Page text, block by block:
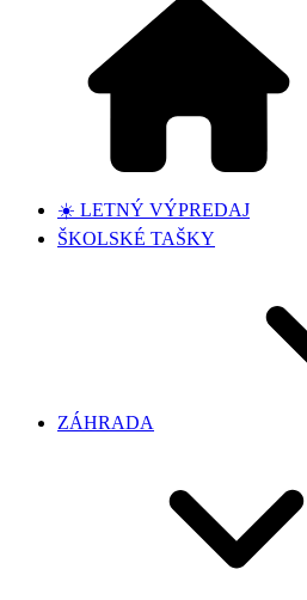
☀️ LETNÝ VÝPREDAJ
ŠKOLSKÉ TAŠKY
ZÁHRADA